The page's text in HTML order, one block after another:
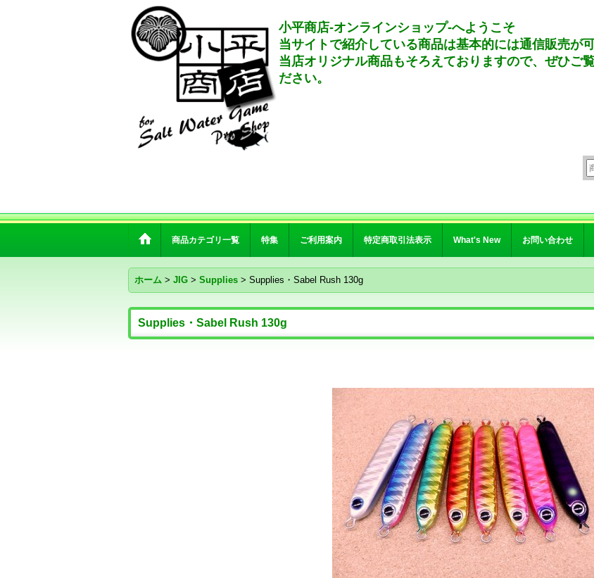
小平商店-オンラインショップ-へようこそ
当サイトで紹介している商品は基本的には通信販売が可
当店オリジナル商品もそろえておりますので、ぜひご
ださい。
商品カテゴリ一覧 特集 ご利用案内 特定商取引法表示 What's New お問い合わせ
ホーム > JIG > Supplies > Supplies・Sabel Rush 130g
Supplies・Sabel Rush 130g